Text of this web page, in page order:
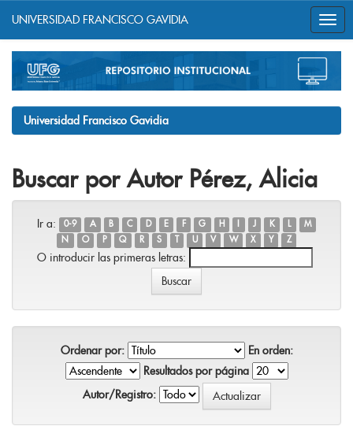
navigation
UNIVERSIDAD FRANCISCO GAVIDIA
Universidad Francisco Gavidia
Buscar por Autor Pérez, Alicia
Ir a: 0-9 A B C D E F G H J K L
M
N
O P Q R S U V W X Y Z
O introducir las primeras letras:
Ordenar por:
En orden:
Resultados por página
Autor/Registro: